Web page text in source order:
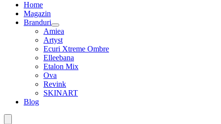
Home
Magazin
Branduri
Amiea
Artyst
Ecuri Xtreme Ombre
Elleebana
Etalon Mix
Ova
Revink
SKINART
Blog